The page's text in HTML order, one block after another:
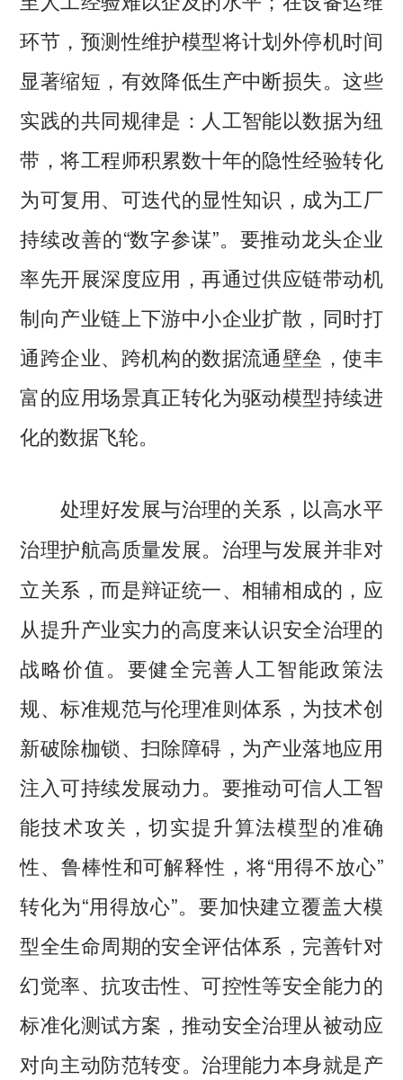
环节，预测性维护模型将计划外停机时间
显著缩短，有效降低生产中断损失。这些
实践的共同规律是：人工智能以数据为纽
带，将工程师积累数十年的隐性经验转化
为可复用、可迭代的显性知识，成为工厂
持续改善的“数字参谋”。要推动龙头企业
率先开展深度应用，再通过供应链带动机
制向产业链上下游中小企业扩散，同时打
通跨企业、跨机构的数据流通壁垒，使丰
富的应用场景真正转化为驱动模型持续进
化的数据飞轮。
处理好发展与治理的关系，以高水平
治理护航高质量发展。 治理与发展并非对
立关系，而是辩证统一、相辅相成的，应
从提升产业实力的高度来认识安全治理的
战略价值。要健全完善人工智能政策法
规、标准规范与伦理准则体系，为技术创
新破除枷锁、扫除障碍，为产业落地应用
注入可持续发展动力。要推动可信人工智
能技术攻关，切实提升算法模型的准确
性、鲁棒性和可解释性，将“用得不放心”
转化为“用得放心”。要加快建立覆盖大模
型全生命周期的安全评估体系，完善针对
幻觉率、抗攻击性、可控性等安全能力的
标准化测试方案，推动安全治理从被动应
对向主动防范转变。治理能力本身就是产